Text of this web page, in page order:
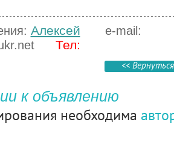
Алексей
e-mail:
Тел:
<<
к объявлению
необходима